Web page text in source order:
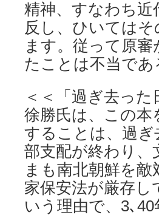
精神、すなわち近
反し、ひいては
ます。従って原
たことは不当で
＜＜「過ぎ去っ
徐勝氏は、この
することは、過
部支配が終わり、
まも南北朝鮮を
家保安法が厳存
いう理由で、3､